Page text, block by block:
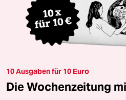
10 Ausgaben für 10 Euro
Die Wochenzeitung